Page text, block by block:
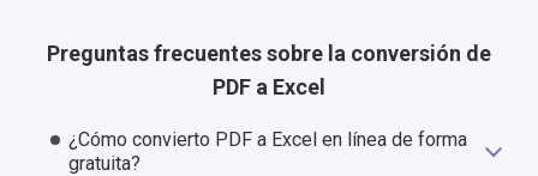
Preguntas frecuentes sobre la conversión de
PDF a Excel
¿Cómo convierto PDF a Excel en línea de forma
gratuita?